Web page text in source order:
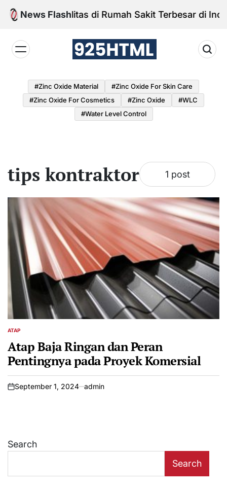
Skip
News FlashFasilitas di Rumah Sakit Terbesar di
#Zinc Oxide Material
#Zinc Oxide For Skin Care
#Zinc Oxide For Cosmetics
#Zinc Oxide
#WLC
#water Level Control
tips kontraktor 1 post
POSTED
ATAP
Atap Baja Ringan dan Peran
Pentingnya pada Proyek Komersial
on
September 1, 2024 admin
Search
Search